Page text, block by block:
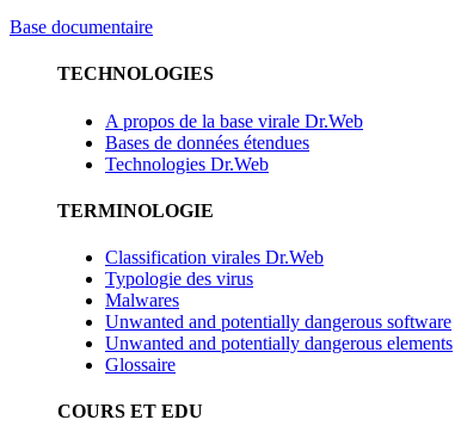
Base documentaire
TECHNOLOGIES
A propos de la base virale Dr.Web
Bases de données étendues
Technologies Dr.Web
TERMINOLOGIE
Classification virales Dr.Web
Typologie des virus
Malwares
Unwanted and potentially dangerous software
Unwanted and potentially dangerous elements
Glossaire
COURS ET EDU